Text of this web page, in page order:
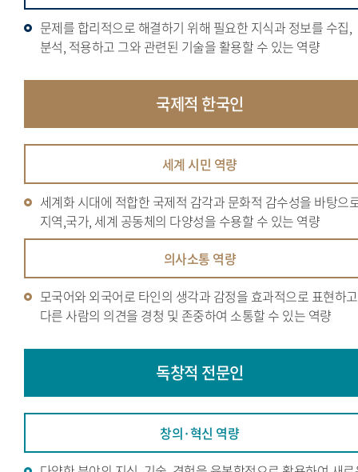
문제를 합리적으로 해결하기 위해 필요한 지식과 정보를 수집,
분석, 적용하고 그와 관련된 기술을 활용할 수 있는 역량
국제적 한국인
세계 시민 역량
세계화 시대에 적합한 국제적 감각과 문화적 감수성을 바탕으
지역,국가, 세계 공동체의 다양성을 수용할 수 있는 역량
의사소통 역량
모국어와 외국어로 타인의 생각과 감정을 효과적으로 표현하고
다른 사람의 의견을 경청 및 존중하여 소통할 수 있는 역량
독창적 전문인
창의·혁신 역량